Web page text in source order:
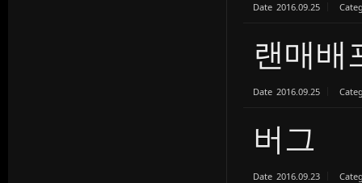
Date 2016.09.25
랜매배
Date 2016.09.25
버그
Date 2016.09.23